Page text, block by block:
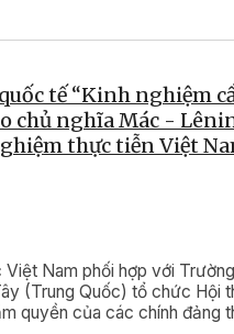
tế “Kinh nghiệm
chủ nghĩa Mác -
thực tiễn Việt
Nam phối hợp với
(Trung Quốc) tổ chức Hội
quyền của các chính đảng